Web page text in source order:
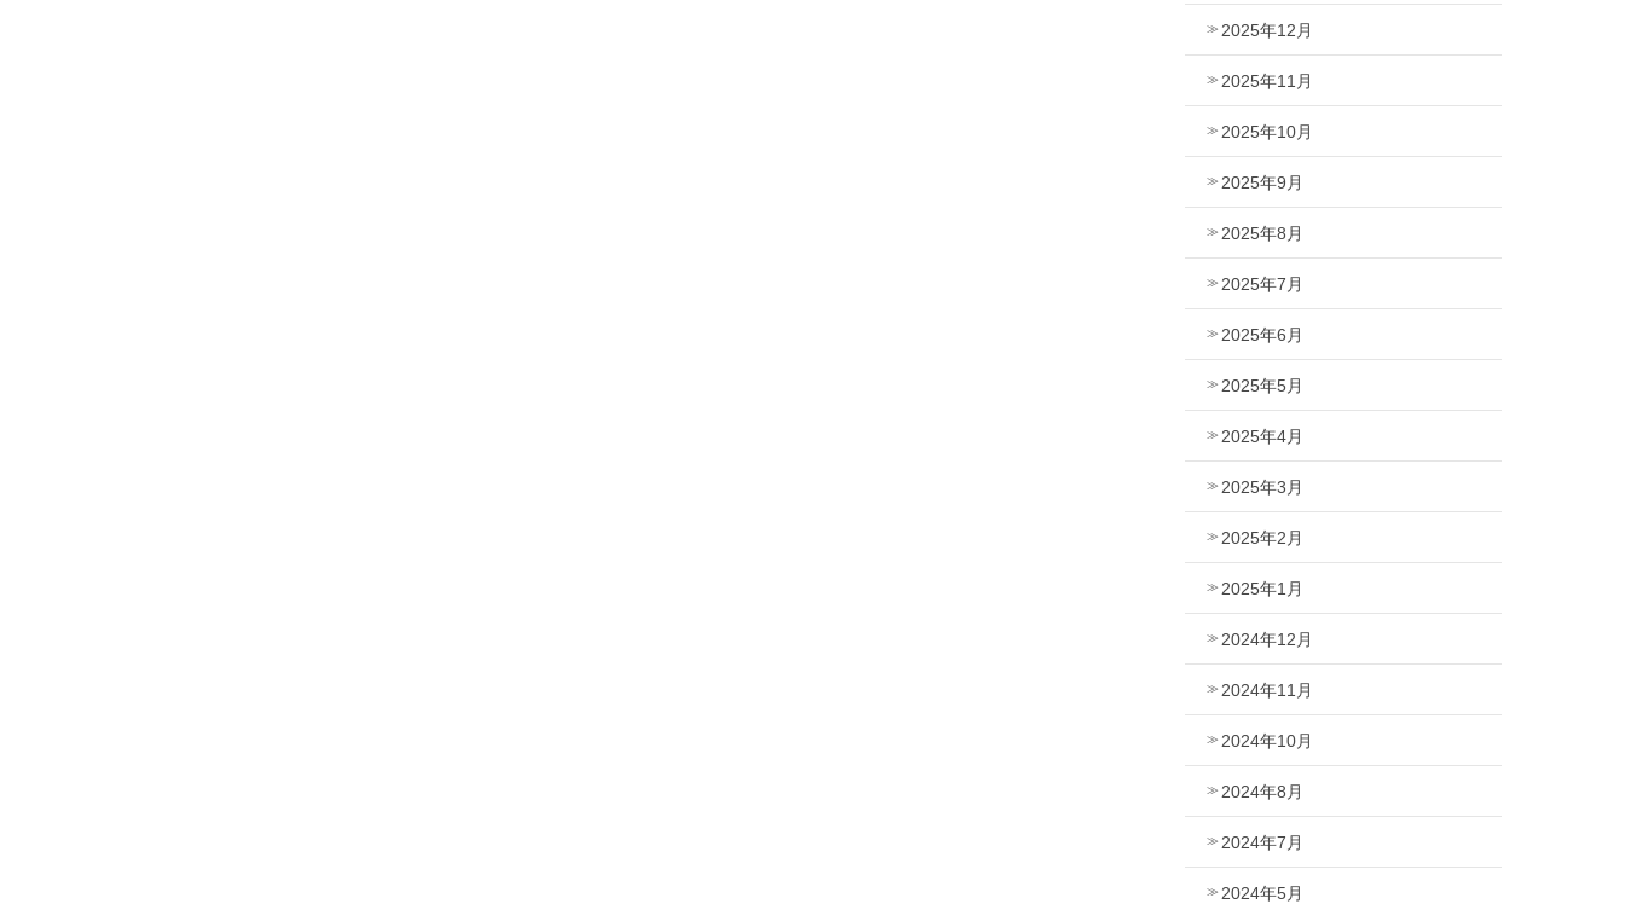
2025年12月
2025年11月
2025年10月
2025年9月
2025年8月
2025年7月
2025年6月
2025年5月
2025年4月
2025年3月
2025年2月
2025年1月
2024年12月
2024年11月
2024年10月
2024年8月
2024年7月
2024年5月